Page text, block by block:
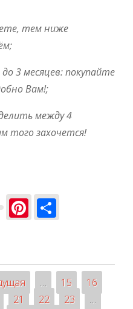
тем ниже
3 месяцев: покупайте
Вам!;
между 4
того захочется!
Pinterest
… 15
16
21 22 23
…